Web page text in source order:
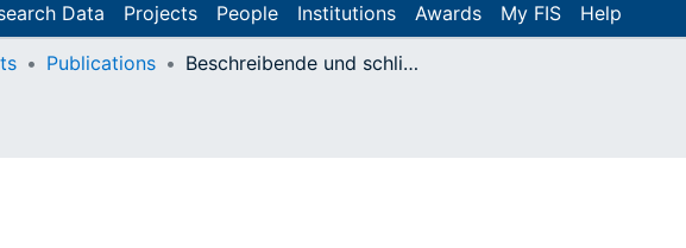
Data Projects People Institutions Awards My FIS Help
Publications Beschreibende und schließende Statistik : Aufgaben und Beispiele